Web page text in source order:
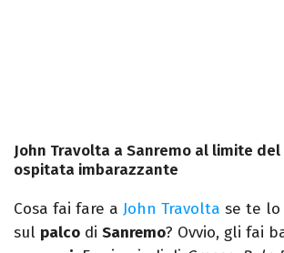
John Travolta a Sanremo al limite del
ospitata imbarazzante
Cosa fai fare a John Travolta se te lo
sul palco di Sanremo? Ovvio, gli fai